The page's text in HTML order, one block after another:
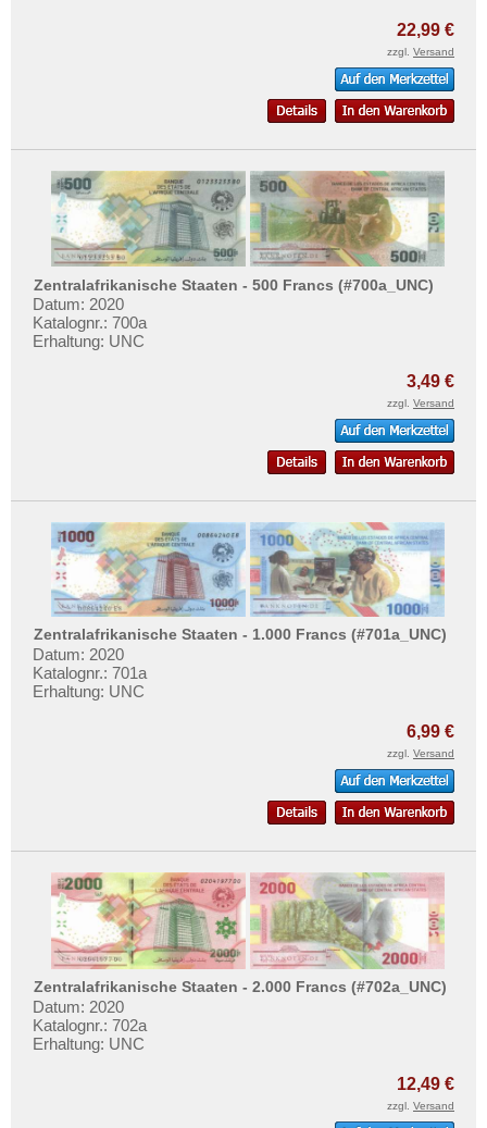
22,99 €
zzgl. Versand
Zentralafrikanische Staaten - 500 Francs (#700a_UNC)
Datum: 2020
Katalognr.: 700a
Erhaltung: UNC
3,49 €
zzgl. Versand
Zentralafrikanische Staaten - 1.000 Francs (#701a_UNC)
Datum: 2020
Katalognr.: 701a
Erhaltung: UNC
6,99 €
zzgl. Versand
Zentralafrikanische Staaten - 2.000 Francs (#702a_UNC)
Datum: 2020
Katalognr.: 702a
Erhaltung: UNC
12,49 €
zzgl. Versand